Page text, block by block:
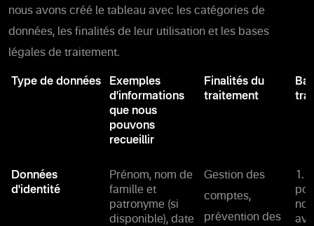
nous avons créé le tableau avec les catégories de
données, les finalités de leur utilisation et les bases
légales de traitement.
Type de données
Exemples
d'informations
que nous
pouvons
recueillir
Finalités du
traitement
Données
d'identité
Prénom, nom de
famille et
patronyme (si
disponible), date
Gestion des
comptes,
prévention des
1.